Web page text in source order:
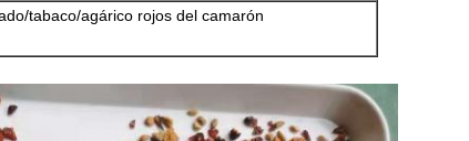
tabaco/agárico rojos del camarón